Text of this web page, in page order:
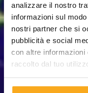
analizzare il nostro
informazioni sul
nostri partner che si
pubblicità e social
con altre informazioni
raccolto dal tuo